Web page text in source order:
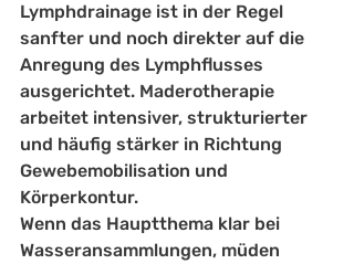
Lymphdrainage ist in der Regel
sanfter und noch direkter auf die
Anregung des Lymphflusses
ausgerichtet. Maderotherapie
arbeitet intensiver, strukturierter
und häufig stärker in Richtung
Gewebemobilisation und
Körperkontur.
Wenn das Hauptthema klar bei
Wasseransammlungen, müden